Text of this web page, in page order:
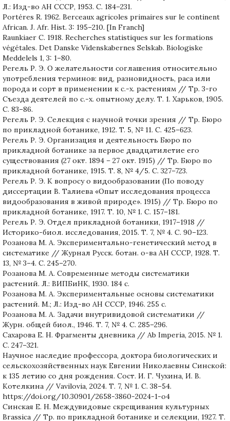
Л.: Изд-во АН СССР, 1953. С. 184–231.
Portéres R. 1962. Berceaux agricoles primaires sur le continent
African. J. Afr. Hist. 3: 195–210. [In Franch]
Raunkiaer C. 1918. Recherches statistiques sur les formations
végétales. Det Danske Videnskabernes Selskab. Biologiske
Meddelels 1, 3: 1–80.
Регель Р. Э. О желательности соглашения относительно
употребления терминов: вид, разновидность, раса или
порода и сорт в применении к с.-х. растениям // Тр. 3-го
Съезда деятелей по с.-х. опытному делу. Т. 1. Харьков, 1905.
С. 83–86.
Регель Р. Э. Селекция с научной точки зрения // Тр. Бюро
по прикладной ботанике, 1912. T. 5, № 11. C. 425–623.
Регель Р. Э. Организация и деятельность Бюро по
прикладной ботанике за первое двадцатилетие его
существования (27 окт. 1894 – 27 окт. 1915) // Тр. Бюро по
прикладной ботанике, 1915. Т. 8, № 4/5. C. 327–723.
Регель Р. Э. К вопросу о видообразовании (По поводу
диссертации В. Талиева «Опыт исследования процесса
видообразования в живой природе». 1915) // Тр. Бюро по
прикладной ботанике, 1917. Т. 10, № 1. C. 157–181.
Регель Р. Э. Отдел прикладной ботаники, 1917–1918 //
Историко-биол. исследования, 2015. Т. 7, № 4. С. 90–123.
Розанова М. А. Экспериментально-генетический метод в
систематике // Журнал Русск. ботан. о-ва АН СССР, 1928. Т.
13, № 3–4. С. 245–270.
Розанова М. А. Современные методы систематики
растений. Л.: ВИПБиНК, 1930. 184 с.
Розанова М. А. Экспериментальные основы систематики
растений. М.; Л.: Изд-во АН СССР, 1946. 255 с.
Розанова М. А. Задачи внутривидовой систематики //
Журн. общей биол., 1946. Т. 7, № 4. С. 285–296.
Сахарова Е. Н. Фрагменты дневника // Ab Imperia, 2015. № 1.
С. 247–321.
Научное наследие профессора, доктора биологических и
сельскохозяйственных наук Евгении Николаевны Синской:
к 135 летию со дня рождения. Сост. И. Г. Чухина, И. В.
Котелкина // Vavilovia, 2024. Т. 7, № 1. С. 38–54.
https://doi.org/10.30901/2658-3860-2024-1-o4
Синская Е. Н. Междувидовые скрещивания культурных
Brassica // Тр. по прикладной ботанике и селекции, 1927. Т.